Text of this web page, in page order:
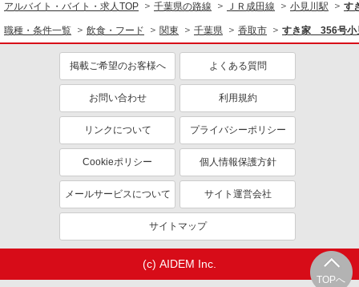
週2～3日勤務OK
短時間勤務（1日4h以内）OK
深夜
車通勤OK
扶養内勤務OK
社会保険あり
まかない・食事補助
TOPへ
アルバイト・バイト・求人TOP 千葉県の路線 ＪＲ成田線 小見川駅 す
職種・条件一覧 飲食・フード 関東 千葉県 香取市 すき家 356号小
掲載ご希望のお客様へ よくある質問
お問い合わせ 利用規約
リンクについて プライバシーポリシー
Cookieポリシー 個人情報保護方針
メールサービスについて サイト運営会社
サイトマップ
(c) AIDEM Inc.